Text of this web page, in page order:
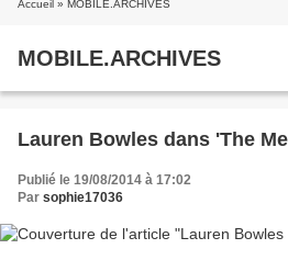
Accueil » MOBILE.ARCHIVES
MOBILE.ARCHIVES
Lauren Bowles dans 'The
Publié le 19/08/2014 à 17:02
Par sophie17036